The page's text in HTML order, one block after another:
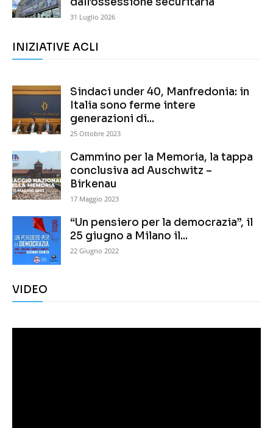
31 Luglio 2026
INIZIATIVE ACLI
Sindaci under 40, Manfredonia: in
Italia sono ferme intere
generazioni di...
25 Ottobre 2023
Cammino per la Memoria, la tappa
conclusiva ad Auschwitz –
Birkenau
17 Maggio 2023
“Un pensiero per la democrazia”, il
25 giugno a Milano il...
22 Giugno 2022
VIDEO